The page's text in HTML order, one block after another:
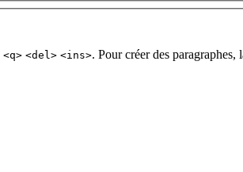
<q> <del> <ins>. Pour créer des paragraphes,